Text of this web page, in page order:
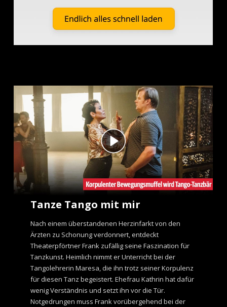
Tanze Tango mit mir
Nach einem überstandenen Herzinfarkt von den
Ärzten zu Schonung verdonnert, entdeckt
Theaterpförtner Frank zufällig seine Faszination für
Tanzkunst. Heimlich nimmt er Unterricht bei der
Tangolehrerin Maresa, die ihn trotz seiner Korpulenz
für diesen Tanz begeistert. Ehefrau Kathrin hat dafür
wenig Verständnis und setzt ihn vor die Tür.
Notgedrungen muss Frank vorübergehend bei der